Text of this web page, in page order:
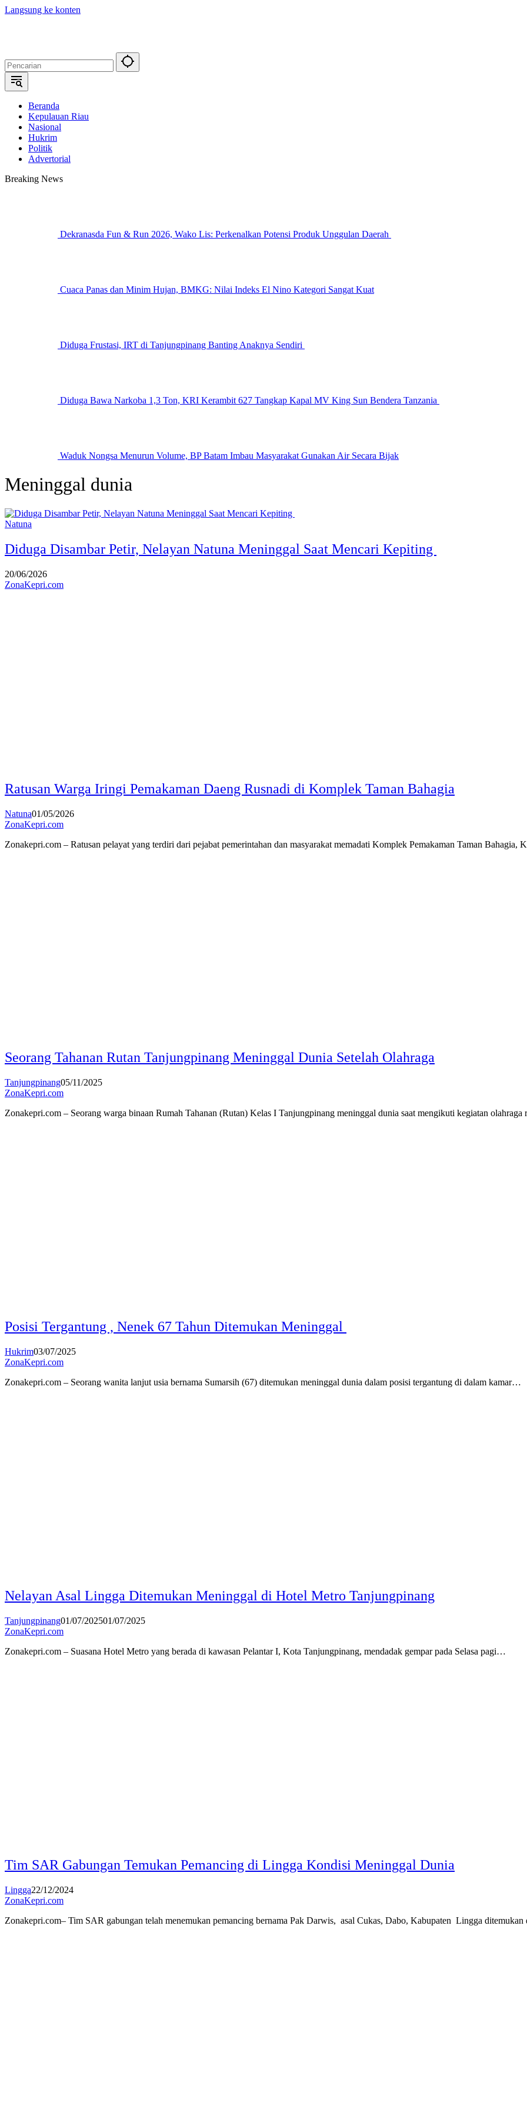
Langsung ke konten
Beranda
Kepulauan Riau
Nasional
Hukrim
Politik
Advertorial
Breaking News
Dekranasda Fun & Run 2026, Wako Lis: Perkenalkan Potensi Produk Unggulan Daerah
Cuaca Panas dan Minim Hujan, BMKG: Nilai Indeks El Nino Kategori Sangat Kuat
Diduga Frustasi, IRT di Tanjungpinang Banting Anaknya Sendiri
Diduga Bawa Narkoba 1,3 Ton, KRI Kerambit 627 Tangkap Kapal MV King Sun Bendera Tanzania
Waduk Nongsa Menurun Volume, BP Batam Imbau Masyarakat Gunakan Air Secara Bijak
Meninggal dunia
Natuna
Diduga Disambar Petir, Nelayan Natuna Meninggal Saat Mencari Kepiting
20/06/2026
ZonaKepri.com
Ratusan Warga Iringi Pemakaman Daeng Rusnadi di Komplek Taman Bahagia
Natuna01/05/2026
ZonaKepri.com
Zonakepri.com – Ratusan pelayat yang terdiri dari pejabat pemerintahan dan masyarakat memadati Komplek Pemakaman Taman Bahagia,
Seorang Tahanan Rutan Tanjungpinang Meninggal Dunia Setelah Olahraga
Tanjungpinang05/11/2025
ZonaKepri.com
Zonakepri.com – Seorang warga binaan Rumah Tahanan (Rutan) Kelas I Tanjungpinang meninggal dunia saat mengikuti kegiatan
Posisi Tergantung , Nenek 67 Tahun Ditemukan Meninggal
Hukrim03/07/2025
ZonaKepri.com
Zonakepri.com – Seorang wanita lanjut usia bernama Sumarsih (67) ditemukan meninggal dunia dalam posisi tergantung di dalam kamar…
Nelayan Asal Lingga Ditemukan Meninggal di Hotel Metro Tanjungpinang
Tanjungpinang01/07/202501/07/2025
ZonaKepri.com
Zonakepri.com – Suasana Hotel Metro yang berada di kawasan Pelantar I, Kota Tanjungpinang, mendadak gempar pada Selasa pagi…
Tim SAR Gabungan Temukan Pemancing di Lingga Kondisi Meninggal Dunia
Lingga22/12/2024
ZonaKepri.com
Zonakepri.com– Tim SAR gabungan telah menemukan pemancing bernama Pak Darwis, asal Cukas, Dabo, Kabupaten Lingga